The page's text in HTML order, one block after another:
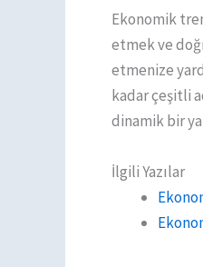
Ekonomik
etmek ve
etmenize
kadar çeşitli
dinamik bir
İlgili Yazılar